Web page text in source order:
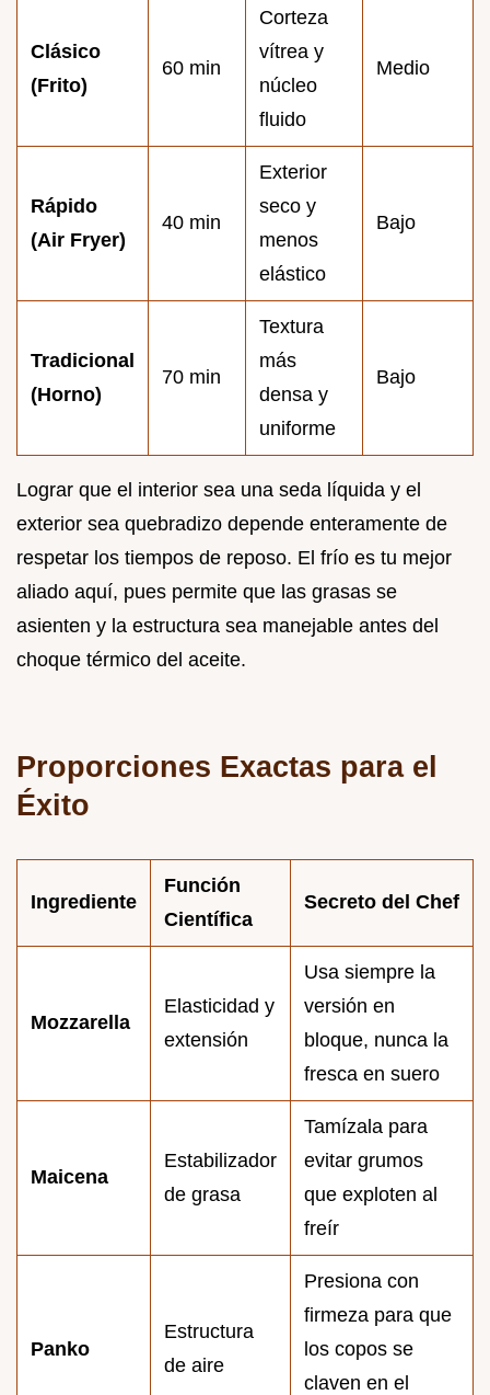
Clásico
(Frito)
60 min
Corteza
vítrea y
núcleo
fluido
Medio
Rápido
(Air Fryer)
40 min
Exterior
seco y
menos
elástico
Bajo
Tradicional
(Horno)
70 min
Textura
más
densa y
uniforme
Bajo
Lograr que el interior sea una seda líquida y el
exterior sea quebradizo depende enteramente de
respetar los tiempos de reposo. El frío es tu mejor
aliado aquí, pues permite que las grasas se
asienten y la estructura sea manejable antes del
choque térmico del aceite.
Proporciones Exactas para el
Éxito
Ingrediente
Función
Científica
Secreto del Chef
Mozzarella
Elasticidad y
extensión
Usa siempre la
versión en
bloque, nunca la
fresca en suero
Maicena
Estabilizador
de grasa
Tamízala para
evitar grumos
que exploten al
freír
Panko
Estructura
de aire
Presiona con
firmeza para que
los copos se
claven en el